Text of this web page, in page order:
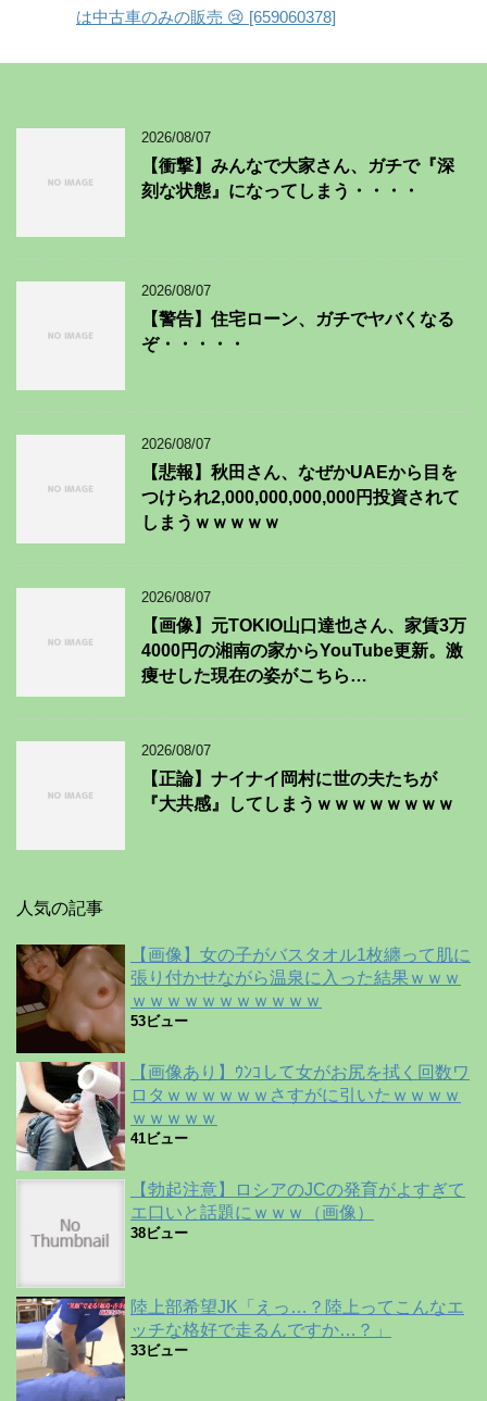
は中古車のみの販売 😢 [659060378]
2026/08/07
【衝撃】みんなで大家さん、ガチで『深
刻な状態』になってしまう・・・・
2026/08/07
【警告】住宅ローン、ガチでヤバくなる
ぞ・・・・・
2026/08/07
【悲報】秋田さん、なぜかUAEから目を
つけられ2,000,000,000,000円投資されて
しまうｗｗｗｗｗ
2026/08/07
【画像】元TOKIO山口達也さん、家賃3万
4000円の湘南の家からYouTube更新。激
痩せした現在の姿がこちら…
2026/08/07
【正論】ナイナイ岡村に世の夫たちが
『大共感』してしまうｗｗｗｗｗｗｗｗ
人気の記事
【画像】女の子がバスタオル1枚纏って肌に
張り付かせながら温泉に入った結果ｗｗｗ
ｗｗｗｗｗｗｗｗｗｗｗ
53ビュー
【画像あり】ｳﾝｺして女がお尻を拭く回数ワ
ロタｗｗｗｗｗｗさすがに引いたｗｗｗｗ
ｗｗｗｗｗ
41ビュー
【勃起注意】ロシアのJCの発育がよすぎて
エ口いと話題にｗｗｗ（画像）
38ビュー
陸上部希望JK「えっ…？陸上ってこんなエ
ッチな格好で走るんですか…？」
33ビュー